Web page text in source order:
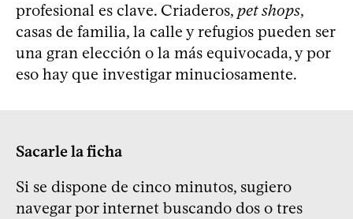
profesional es clave. Criaderos, pet shops,
casas de familia, la calle y refugios pueden ser
una gran elección o la más equivocada, y por
eso hay que investigar minuciosamente.
Sacarle la ficha
Si se dispone de cinco minutos, sugiero
navegar por internet buscando dos o tres